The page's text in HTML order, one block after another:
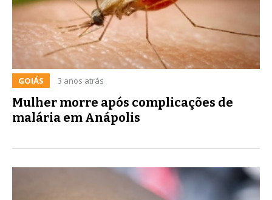
GOIÁS 3 anos atrás
Mulher morre após complicações de
malária em Anápolis